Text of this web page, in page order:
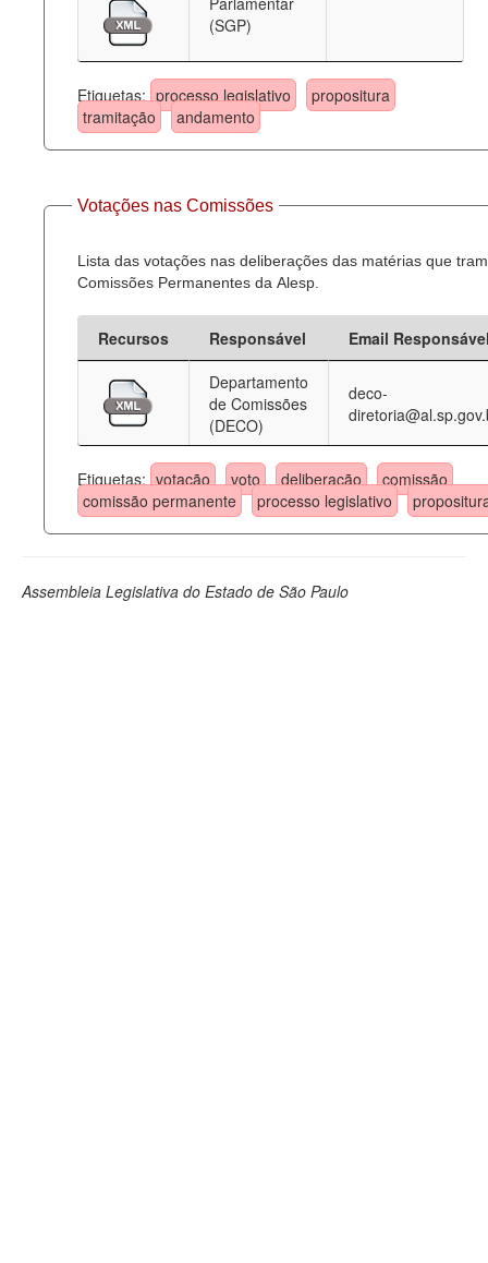
(SGP)
Etiquetas: processo legislativo
propositura
tramitação
andamento
Votações nas Comissões
Lista das votações nas deliberações das matérias que
Comissões Permanentes da Alesp.
Recursos Responsável
Email
Departamento
de Comissões
(DECO)
deco-
Etiquetas: votação voto deliberação
comissão
comissão permanente
processo legislativo
Assembleia Legislativa do Estado de São Paulo